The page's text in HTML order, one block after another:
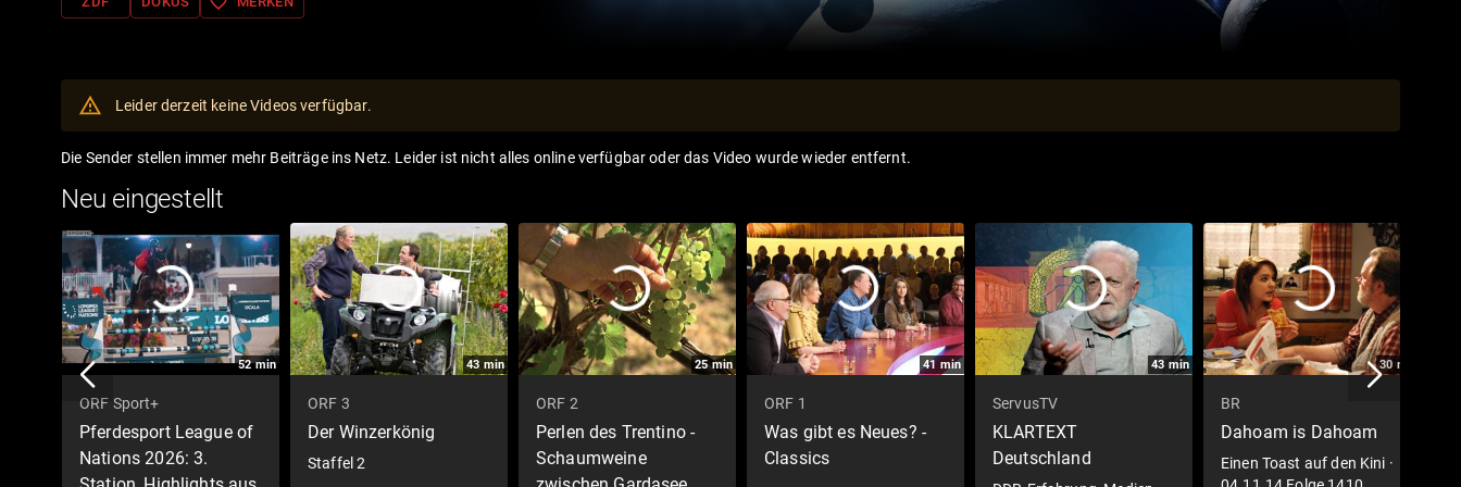
Leider derzeit keine Videos verfügbar.
Die Sender stellen immer mehr Beiträge ins Netz. Leider ist nicht alles online verfügbar oder das Video wurde wieder entfernt.
Neu eingestellt
52min
ORF Sport+
Pferdesport League of
Nations 2026: 3.
43 min
ORF 3
Der Winzerkönig
Staffel 2
25min
ORF 2
Perlen des Trentino -
Schaumweine
41 min
ORF 1
Was gibt es Neues? -
Classics
43 min
ServusTV
KLARTEXT
Deutschland
30 min
BR
Dahoam is Dahoam
Einen Toast auf den Kini ·